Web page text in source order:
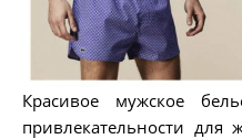
Красивое мужское
привлекательности